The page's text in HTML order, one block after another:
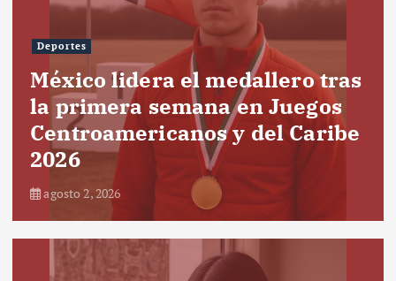
Deportes
México lidera el medallero tras
la primera semana en Juegos
Centroamericanos y del Caribe
2026
agosto 2, 2026